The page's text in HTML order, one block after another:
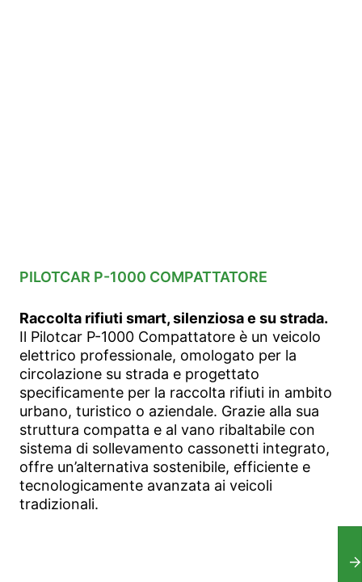
PILOTCAR P-1000 COMPATTATORE
Raccolta rifiuti smart, silenziosa e su strada.
Il Pilotcar P-1000 Compattatore è un veicolo
elettrico professionale, omologato per la
circolazione su strada e progettato
specificamente per la raccolta rifiuti in ambito
urbano, turistico o aziendale. Grazie alla sua
struttura compatta e al vano ribaltabile con
sistema di sollevamento cassonetti integrato,
offre un’alternativa sostenibile, efficiente e
tecnologicamente avanzata ai veicoli
tradizionali.